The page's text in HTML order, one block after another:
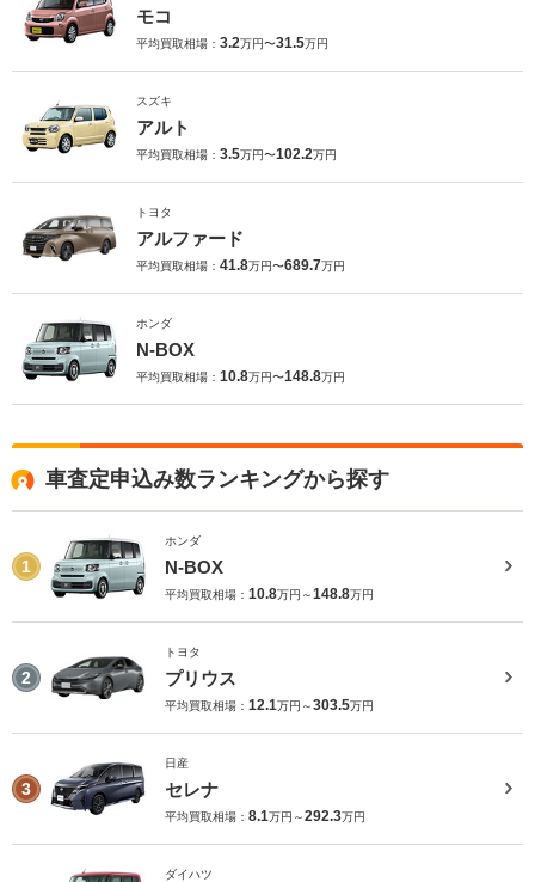
モコ
平均買取相場： 3.2万円〜31.5万円
スズキ
アルト
平均買取相場： 3.5万円〜102.2万円
トヨタ
アルファード
平均買取相場： 41.8万円〜689.7万円
ホンダ
N-BOX
平均買取相場： 10.8万円〜148.8万円
車査定申込み数ランキングから探す
1
ホンダ
N-BOX
平均買取相場： 10.8万円～148.8万円
2
トヨタ
プリウス
平均買取相場： 12.1万円～303.5万円
3
日産
セレナ
平均買取相場： 8.1万円～292.3万円
ダイハツ